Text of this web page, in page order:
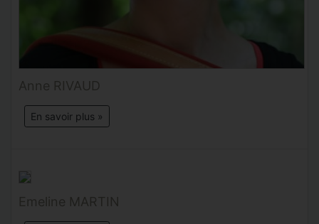
Anne RIVAUD
En savoir plus »
Emeline MARTIN